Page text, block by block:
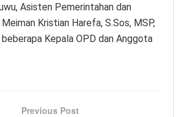
Asisten Pemerintahan dan
Kristian Harefa, S.Sos, MSP,
Kepala OPD dan Anggota
Previous Post